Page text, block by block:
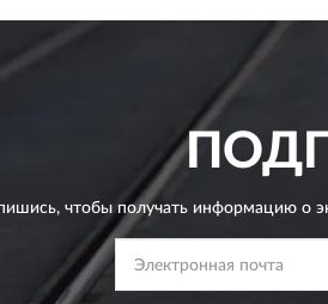
чтобы получать информацию о